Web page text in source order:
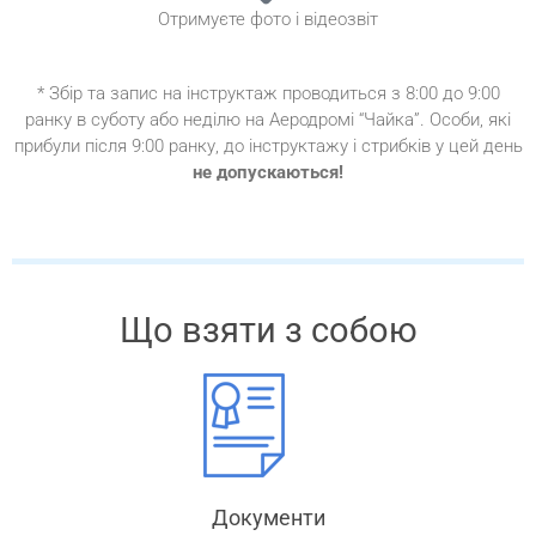
Отримуєте фото і відеозвіт
* Збір та запис на інструктаж проводиться з 8:00 до 9:00
ранку в суботу або неділю на Аеродромі “Чайка”. Особи, які
прибули після 9:00 ранку, до інструктажу і стрибків у цей день
не допускаються!
Що взяти з собою
Документи